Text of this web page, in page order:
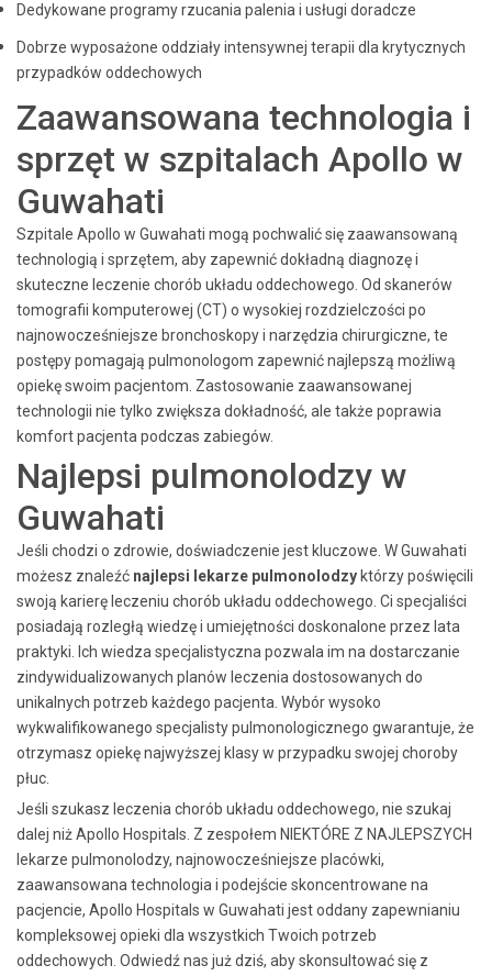
Dedykowane programy rzucania palenia i usługi doradcze
Dobrze wyposażone oddziały intensywnej terapii dla krytycznych
przypadków oddechowych
Zaawansowana technologia i
sprzęt w szpitalach Apollo w
Guwahati
Szpitale Apollo w Guwahati mogą pochwalić się zaawansowaną
technologią i sprzętem, aby zapewnić dokładną diagnozę i
skuteczne leczenie chorób układu oddechowego. Od skanerów
tomografii komputerowej (CT) o wysokiej rozdzielczości po
najnowocześniejsze bronchoskopy i narzędzia chirurgiczne, te
postępy pomagają pulmonologom zapewnić najlepszą możliwą
opiekę swoim pacjentom. Zastosowanie zaawansowanej
technologii nie tylko zwiększa dokładność, ale także poprawia
komfort pacjenta podczas zabiegów.
Najlepsi pulmonolodzy w
Guwahati
Jeśli chodzi o zdrowie, doświadczenie jest kluczowe. W Guwahati
możesz znaleźć najlepsi lekarze pulmonolodzy którzy poświęcili
swoją karierę leczeniu chorób układu oddechowego. Ci specjaliści
posiadają rozległą wiedzę i umiejętności doskonalone przez lata
praktyki. Ich wiedza specjalistyczna pozwala im na dostarczanie
zindywidualizowanych planów leczenia dostosowanych do
unikalnych potrzeb każdego pacjenta. Wybór wysoko
wykwalifikowanego specjalisty pulmonologicznego gwarantuje, że
otrzymasz opiekę najwyższej klasy w przypadku swojej choroby
płuc.
Jeśli szukasz leczenia chorób układu oddechowego, nie szukaj
dalej niż Apollo Hospitals. Z zespołem NIEKTÓRE Z NAJLEPSZYCH
lekarze pulmonolodzy, najnowocześniejsze placówki,
zaawansowana technologia i podejście skoncentrowane na
pacjencie, Apollo Hospitals w Guwahati jest oddany zapewnianiu
kompleksowej opieki dla wszystkich Twoich potrzeb
oddechowych. Odwiedź nas już dziś, aby skonsultować się z